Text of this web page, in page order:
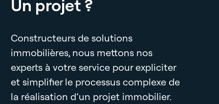
Un projet ?
Constructeurs de solutions
immobilières, nous mettons nos
experts à votre service pour expliciter
et simplifier le processus complexe de
la réalisation d’un projet immobilier.